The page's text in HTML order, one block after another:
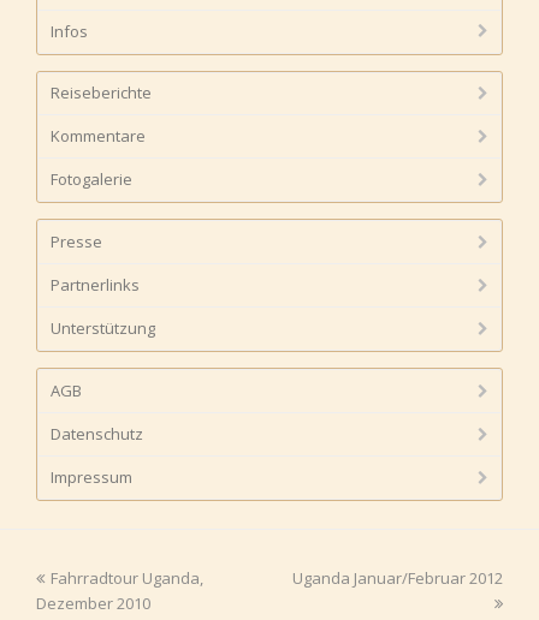
Infos
Reiseberichte
Kommentare
Fotogalerie
Presse
Partnerlinks
Unterstützung
AGB
Datenschutz
Impressum
vorheriger
Beitrag:
Fahrradtour Uganda,
Dezember 2010
Nächster
Uganda Januar/Februar 2012